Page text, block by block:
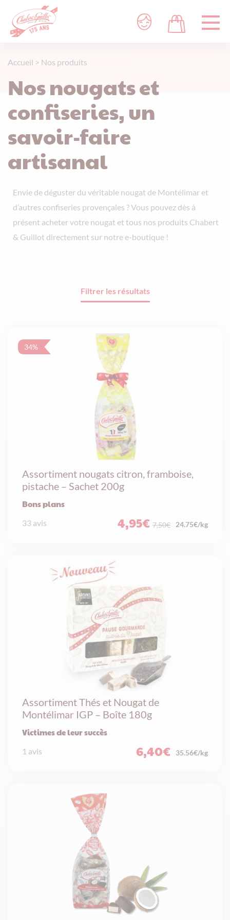
Accueil > Nos produits
Nos nougats et
confiseries, un
savoir-faire
artisanal
Envie de déguster du véritable nougat de Montélimar et
d’autres confiseries provençales ? Vous pouvez dès à
présent acheter votre nougat et tous nos produits Chabert
& Guillot directement sur notre e-boutique !
Filtrer les résultats
34%
Assortiment nougats citron, framboise,
pistache – Sachet 200g
Bons plans
7,50€Le
4,95€ Le24.75€/kg
33 avis
Assortiment Thés et Nougat de
Montélimar IGP – Boîte 180g
Victimes de leur succès
6,40€ 35.56€/kg
1 avis